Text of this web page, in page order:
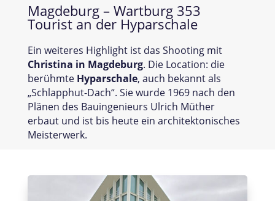
Magdeburg – Wartburg 353
Tourist an der Hyparschale
Ein weiteres Highlight ist das Shooting mit
Christina in Magdeburg. Die Location: die
berühmte Hyparschale, auch bekannt als
„Schlapphut-Dach“. Sie wurde 1969 nach den
Plänen des Bauingenieurs Ulrich Müther
erbaut und ist bis heute ein architektonisches
Meisterwerk.